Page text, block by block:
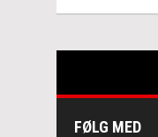
FØLG MED